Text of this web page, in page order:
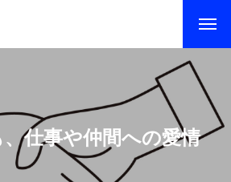
仕事や仲間への愛情